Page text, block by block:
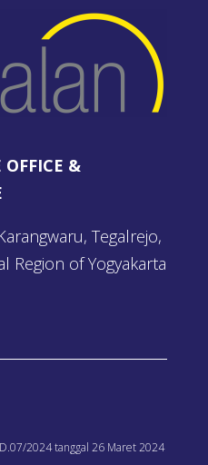
OFFICE &
Tegalrejo,
Region of Yogyakarta
2024 tanggal 26 Maret 2024